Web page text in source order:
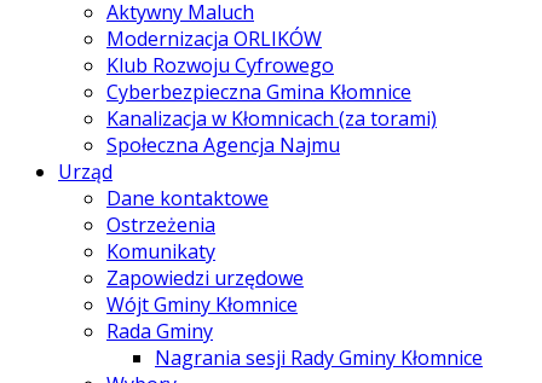
Aktywny Maluch
Modernizacja ORLIKÓW
Klub Rozwoju Cyfrowego
Cyberbezpieczna Gmina Kłomnice
Kanalizacja w Kłomnicach (za torami)
Społeczna Agencja Najmu
Urząd
Dane kontaktowe
Ostrzeżenia
Komunikaty
Zapowiedzi urzędowe
Wójt Gminy Kłomnice
Rada Gminy
Nagrania sesji Rady Gminy Kłomnice